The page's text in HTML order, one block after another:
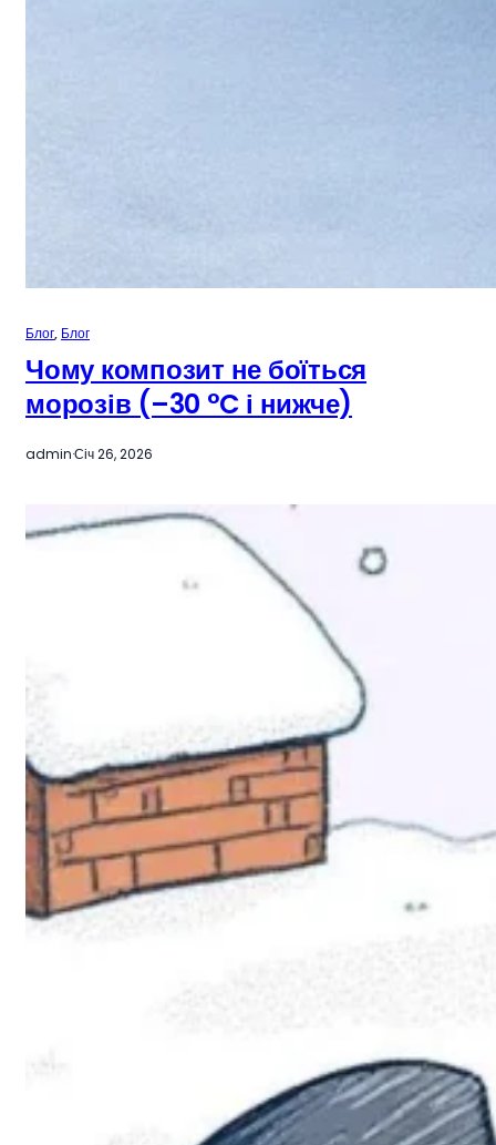
Блог, Блог
Чому композит не боїться
морозів (–30 °C і нижче)
admin·Січ 26, 2026